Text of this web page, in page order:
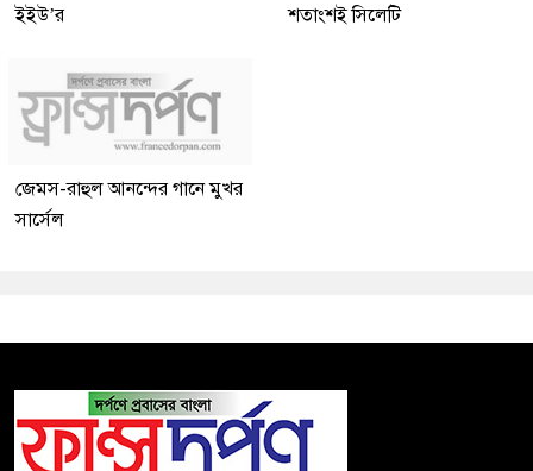
ইইউ’র
শতাংশই সিলেটি
জেমস-রাহুল আনন্দের গানে মুখর
সার্সেল